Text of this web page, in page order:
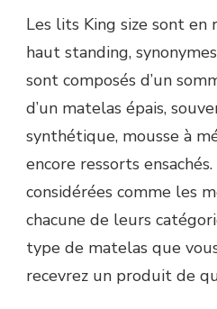
Les lits King size sont
haut standing,
sont composés d’un
d’un matelas épais,
synthétique, mousse à
encore ressorts
considérées comme les
chacune de leurs
type de matelas que
recevrez un produit de